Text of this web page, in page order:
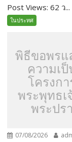
Post Views: 62 ว...
ในประทศ
พิธีขอพรแ
ความเ
โครงก
พระพุทธเ
พระปร
07/08/2026